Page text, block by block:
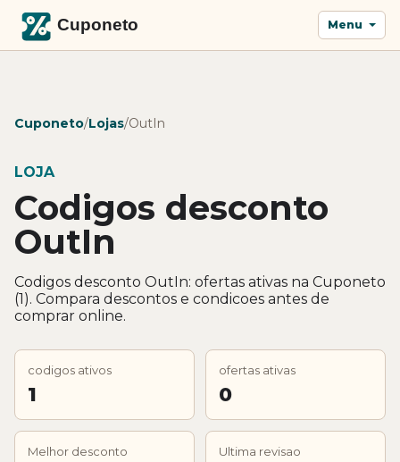
Menu
Cuponeto/Lojas/OutIn
LOJA
Codigos desconto
OutIn
Codigos desconto OutIn: ofertas ativas na Cuponeto
(1). Compara descontos e condicoes antes de
comprar online.
codigos ativos
1
ofertas ativas
0
Melhor desconto Ultima revisao